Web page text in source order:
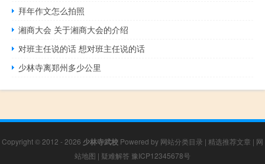
拜年作文怎么拍照
湘商大会 关于湘商大会的介绍
对班主任说的话 想对班主任说的话
少林寺离郑州多少公里
Copyright © 2012 - 2026 少林寺武校 Powered by 网站分类目录 | 精选推荐文章 | 网
站地图 | 疑难解答 豫ICP12345678号